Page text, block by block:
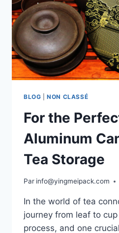
BLOG |NON CLASSÉ
For the
Aluminum
Tea Storage
Par info@yingmeipack.com
In the world of tea
journey from leaf to
process, and one